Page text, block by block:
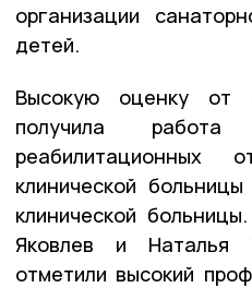
организации
детей.
Высокую оценку от
получила работа
реабилитационных
клинической
клинической
Яковлев и Наталья
отметили высокий